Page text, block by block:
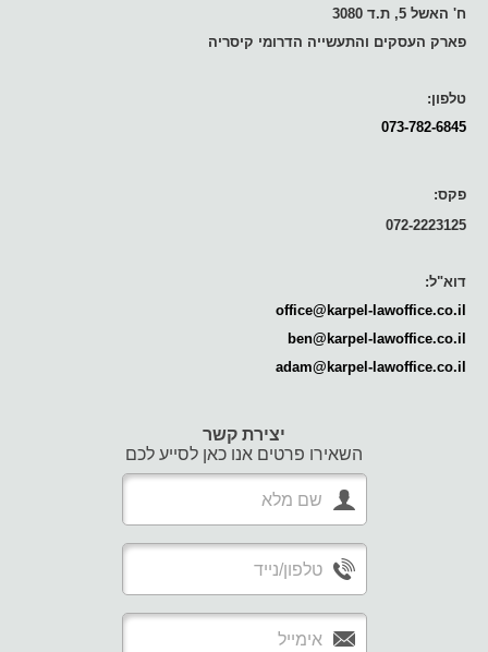
ח' האשל 5, ת.ד 3080
פארק העסקים והתעשייה הדרומי קיסריה
טלפון:
073-782-6845
פקס:
072-2223125
דוא"ל:
office@karpel-lawoffice.co.il
ben@karpel-lawoffice.co.il
adam@karpel-lawoffice.co.il
יצירת קשר
השאירו פרטים אנו כאן לסייע לכם